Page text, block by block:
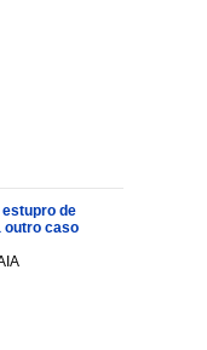
de
outro caso